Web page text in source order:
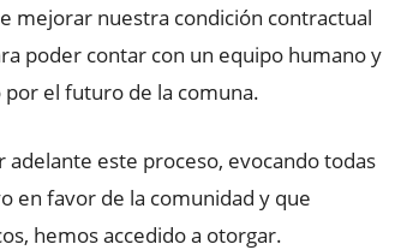
mejorar nuestra condición contractual
poder contar con un equipo humano y
el futuro de la comuna.
adelante este proceso, evocando todas
en favor de la comunidad y que
hemos accedido a otorgar.